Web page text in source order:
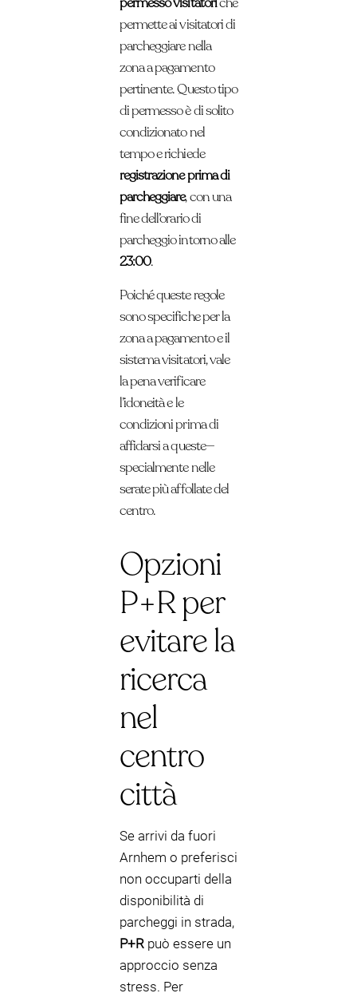
permette ai visitatori di
parcheggiare nella
zona a pagamento
pertinente. Questo tipo
di permesso è di solito
condizionato nel
tempo e richiede
registrazione prima di
parcheggiare, con una
fine dell’orario di
parcheggio intorno alle
23:00.
Poiché queste regole
sono specifiche per la
zona a pagamento e il
sistema visitatori, vale
la pena verificare
l’idoneità e le
condizioni prima di
affidarsi a queste—
specialmente nelle
serate più affollate del
centro.
Opzioni
P+R per
evitare la
ricerca
nel
centro
città
Se arrivi da fuori
Arnhem o preferisci
non occuparti della
disponibilità di
parcheggi in strada,
P+R può essere un
approccio senza
stress. Per